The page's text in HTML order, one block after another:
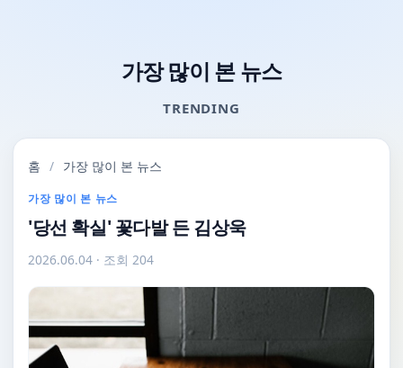
가장 많이 본 뉴스
TRENDING
홈 / 가장 많이 본 뉴스
가장 많이 본 뉴스
'당선 확실' 꽃다발 든 김상욱
2026.06.04 · 조회 204